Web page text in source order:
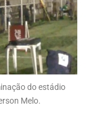
do estádio
Melo.